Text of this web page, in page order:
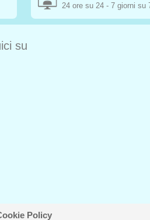
Policy
24 ore su 24 - 7 giorni su
su